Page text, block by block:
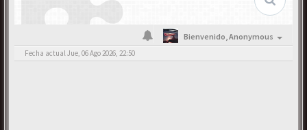
Bienvenido,Anonymous
Fecha actual Jue, 06 Ago 2026, 22:50